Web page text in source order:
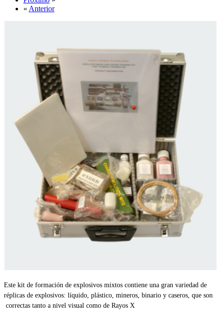
« Anterior
Este kit de formación de explosivos mixtos contiene una gran variedad de
réplicas de explosivos: líquido, plástico, mineros, binario y caseros, que son
correctas tanto a nivel visual como de Rayos X